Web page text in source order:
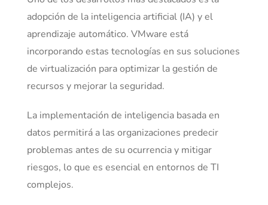
adopción de la inteligencia artificial (IA) y el
aprendizaje automático. VMware está
incorporando estas tecnologías en sus soluciones
de virtualización para optimizar la gestión de
recursos y mejorar la seguridad.
La implementación de inteligencia basada en
datos permitirá a las organizaciones predecir
problemas antes de su ocurrencia y mitigar
riesgos, lo que es esencial en entornos de TI
complejos.